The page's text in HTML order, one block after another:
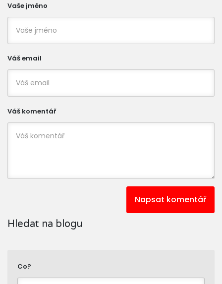
Vaše jméno
Váš email
Váš komentář
Napsat komentář
Hledat na blogu
Co?